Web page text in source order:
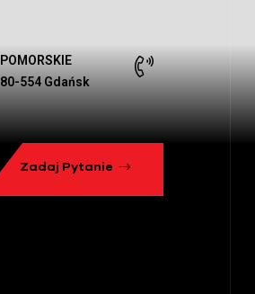
POMORSKIE
80-554 Gdańsk
Zadaj Pytanie